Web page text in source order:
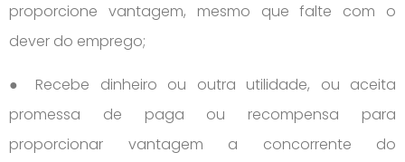
proporcione vantagem, mesmo que falte com o
dever do emprego;
● Recebe dinheiro ou outra utilidade, ou aceita
promessa de paga ou recompensa para
proporcionar vantagem a concorrente do